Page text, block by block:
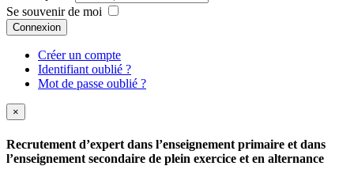
Se souvenir de moi
Connexion
Créer un compte
Identifiant oublié ?
Mot de passe oublié ?
×
Recrutement d’expert dans l’enseignement primaire et dans
l’enseignement secondaire de plein exercice et en alternance